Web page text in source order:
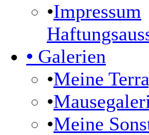
•Impressum
• Galerien
•Meine
•
•Meine